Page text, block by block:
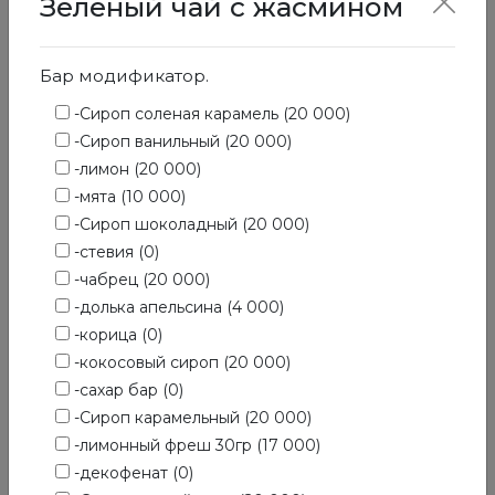
Горячие напитки
Зеленый чай с жасмином
Бар модификатор.
-Сироп соленая карамель (20 000)
-Сироп ванильный (20 000)
-лимон (20 000)
-мята (10 000)
-Сироп шоколадный (20 000)
-стевия (0)
-чабрец (20 000)
-долька апельсина (4 000)
-корица (0)
-кокосовый сироп (20 000)
-сахар бар (0)
-Сироп карамельный (20 000)
-лимонный фреш 30гр (17 000)
-декофенат (0)